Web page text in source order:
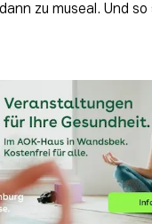
zu museal. Und